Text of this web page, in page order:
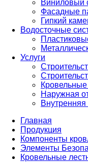
Виниловый
Фасадные
Гипкий
Водосточные
Услуги
Наружная
Внутренняя
Главная
Продукция
Компоненты
Элементы
Кровельные